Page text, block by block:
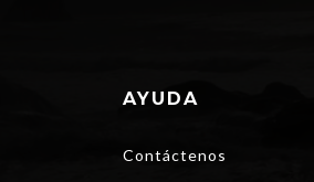
AYUDA
Contáctenos